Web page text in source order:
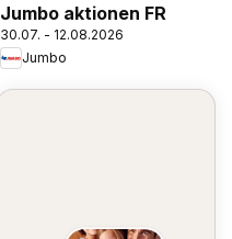
Jumbo aktionen FR
30.07. - 12.08.2026
Jumbo